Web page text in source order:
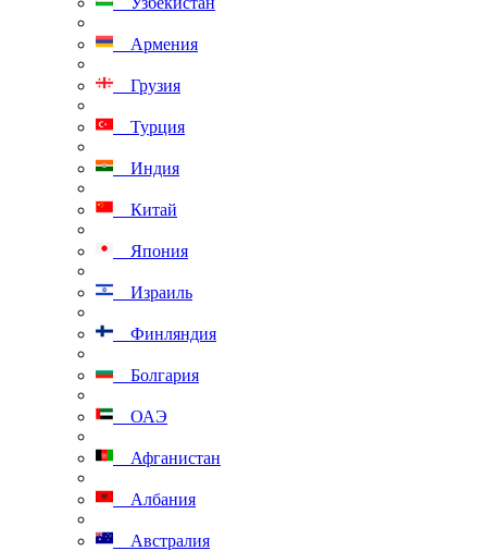
Армения
Грузия
Турция
Индия
Китай
Япония
Израиль
Финляндия
Болгария
ОАЭ
Афганистан
Албания
Австралия